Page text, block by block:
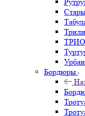
ТРИО
Урбан
Бордюры